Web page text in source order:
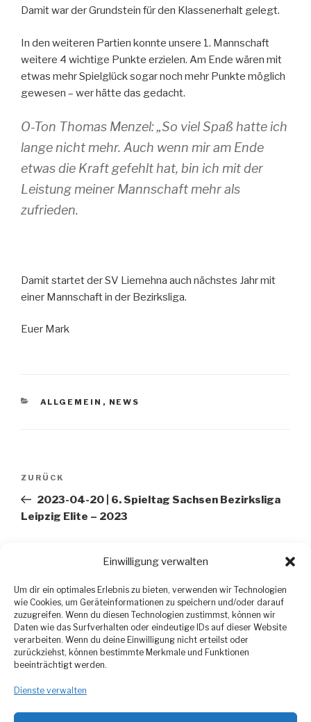
Einwilligung verwalten
Um dir ein optimales Erlebnis zu bieten, verwenden wir Technologien
wie Cookies, um Geräteinformationen zu speichern und/oder darauf
zuzugreifen. Wenn du diesen Technologien zustimmst, können wir
Daten wie das Surfverhalten oder eindeutige IDs auf dieser Website
verarbeiten. Wenn du deine Einwilligung nicht erteilst oder
zurückziehst, können bestimmte Merkmale und Funktionen
beeinträchtigt werden.
Dienste verwalten
Damit war der Grundstein für den Klassenerhalt gelegt.
In den weiteren Partien konnte unsere 1. Mannschaft
weitere 4 wichtige Punkte erzielen. Am Ende wären mit
etwas mehr Spielglück sogar noch mehr Punkte möglich
gewesen – wer hätte das gedacht.
O-Ton Thomas Menzel: „So viel Spaß hatte ich
lange nicht mehr. Auch wenn mir am Ende
etwas die Kraft gefehlt hat, bin ich mit der
Leistung meiner Mannschaft mehr als
zufrieden.
Damit startet der SV Liemehna auch nächstes Jahr mit
einer Mannschaft in der Bezirksliga.
Euer Mark
KATEGORIEN
ALLGEMEIN , NEWS
Beitragsnavigation
Vorheriger
Beitrag
ZURÜCK
2023-04-20 | 6. Spieltag Sachsen Bezirksliga
Leipzig Elite – 2023
2023-04-25 | SV Liemehna rüstet weiter auf